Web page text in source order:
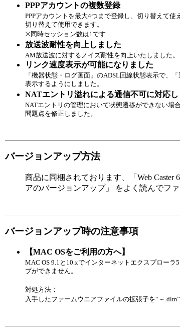
PPPアカウントの複数登録
PPPアカウントを最大4つまで登録し、切り替えて
切り替えて使用できます。
※同時セッション数は1です
放送波耐性を向上しました
AM放送波に対するノイズ耐性を向上いたしました。
リンク速度表示が可能になりました
「機器状態・ログ画面」のADSL回線状態表示で、
表示するようにしました。
NATエントリ溢れによる通信不可に対応し
NATエントリの管理において状態遷移ができない場
問題点を修正しました。
バージョンアップ方法
商品に同梱されております、「Web Caster
アのバージョンアップ」 をよく読んでフ
バージョンアップ時の注意事項
【MAC OSをご利用の方へ】
MAC OS 9.1と10.xでインターネットエクスプロー
プができません。
対処方法：
入手したファームウエアファイルの拡張子を“～